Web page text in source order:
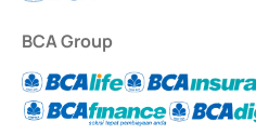
BCA Group